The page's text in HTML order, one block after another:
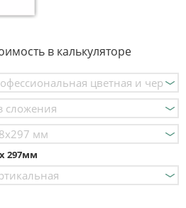
в калькуляторе
297мм